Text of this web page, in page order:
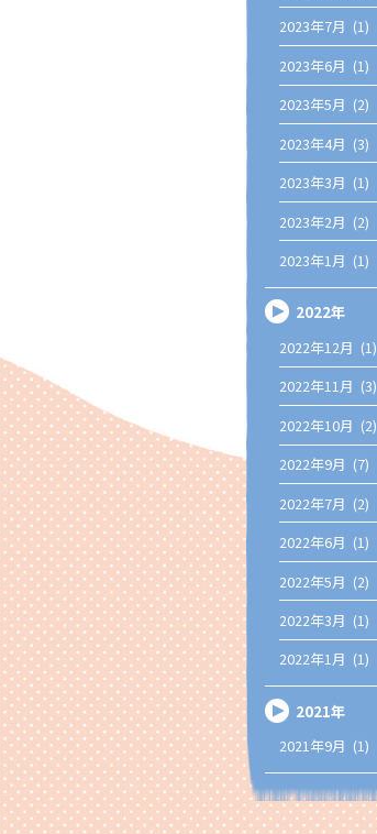
2023年7月 (1)
2023年6月 (1)
2023年5月 (2)
2023年4月 (3)
2023年3月 (1)
2023年2月 (2)
2023年1月 (1)
2022年
2022年12月 (1)
2022年11月 (3)
2022年10月 (2)
2022年9月 (7)
2022年7月 (2)
2022年6月 (1)
2022年5月 (2)
2022年3月 (1)
2022年1月 (1)
2021年
2021年9月 (1)